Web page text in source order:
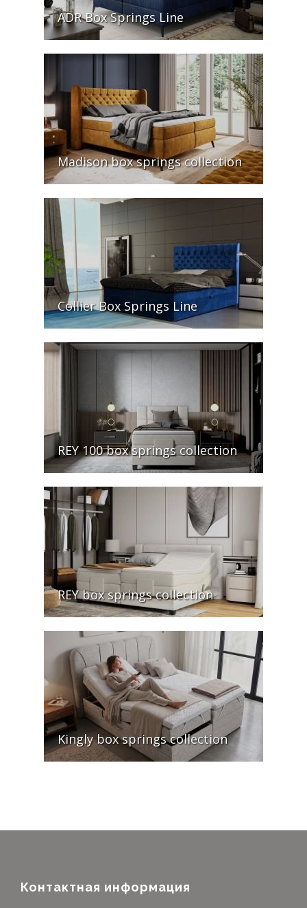
ADR Box Springs Line
Madison box springs collection
Collier Box Springs Line
REY 100 box springs collection
REY box springs collection
Kingly box springs collection
Контактная информация